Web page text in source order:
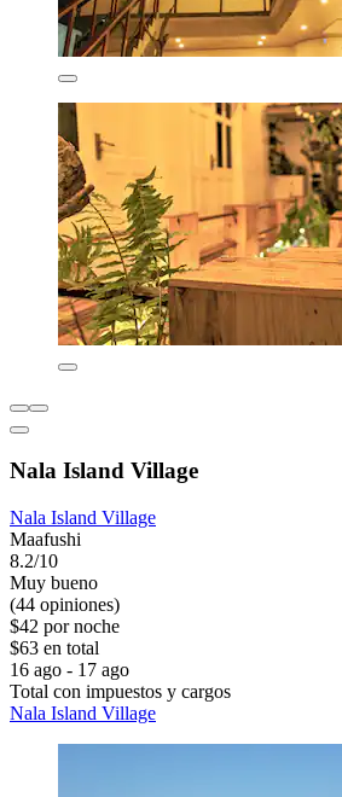
Nala Island Village
Nala Island Village
Maafushi
8.2/10
Muy bueno
(44 opiniones)
$42 por noche
$63 en total
16 ago - 17 ago
Total con impuestos y cargos
Nala Island Village